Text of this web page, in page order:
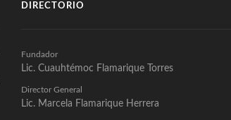
DIRECTORIO
Fundador
Lic. Cuauhtémoc Flamarique Torres
Director General
Lic. Marcela Flamarique Herrera